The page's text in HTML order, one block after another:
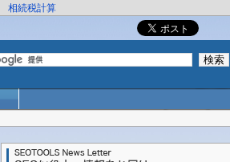
相続税計算